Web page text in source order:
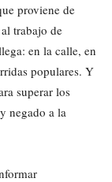
proviene de
trabajo de
en la calle, en
populares. Y
superar los
negado a la